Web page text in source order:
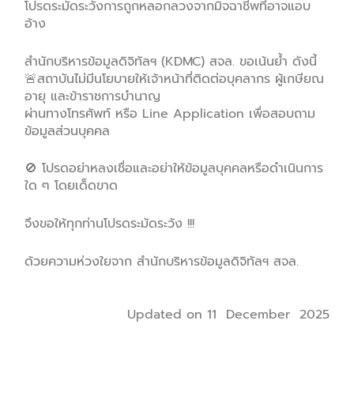
โปรดระมัดระวังการถูกหลอกลวงจากมิจฉาชีพที่อาจแอบ
อ้าง
สํานักบริหารข้อมูลดิจิทัลฯ (KDMC) สจล. ขอเน้นย้ำ ดังนี้
🚨สถาบันไม่มีนโยบายให้เจ้าหน้าที่ติดต่อบุคลากร ผู้เกษียณ
อายุ และข้าราชการบำนาญ
ผ่านทางโทรศัพท์ หรือ Line Application เพื่อสอบถาม
ข้อมูลส่วนบุคคล
🚫 โปรดอย่าหลงเชื่อและอย่าให้ข้อมูลบุคคลหรือดำเนินการ
ใด ๆ โดยเด็ดขาด
จึงขอให้ทุกท่านโปรดระมัดระวัง !!!
ด้วยความห่วงใยจาก สํานักบริหารข้อมูลดิจิทัลฯ สจล.
Updated on 11 December 2025